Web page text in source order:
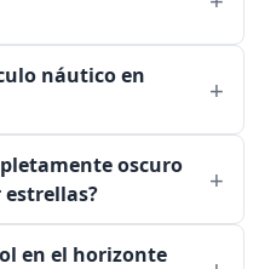
náutico en
oscuro
estrellas?
en el horizonte